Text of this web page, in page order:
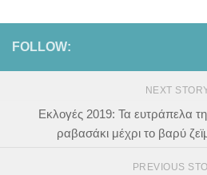
FOLLOW:
NEXT
Εκλογές 2019: Τα ευτράπελα
ραβασάκι μέχρι το βαρύ
PREVIOUS